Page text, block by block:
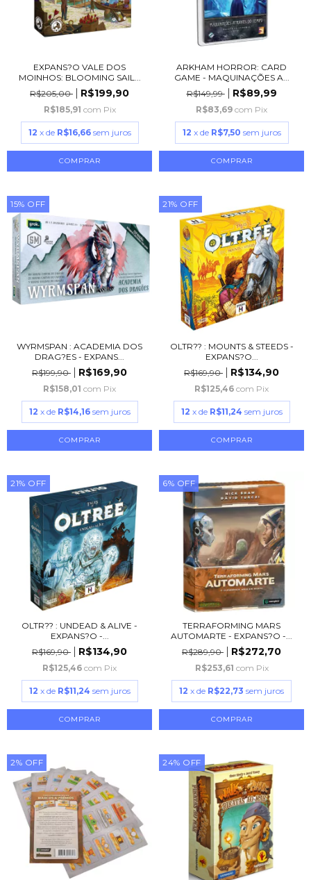
EXPANS?O VALE DOS
MOINHOS: BLOOMING SAIL...
R$205,00
R$199,90
R$185,91 com Pix
12 x de R$16,66 sem juros
ARKHAM HORROR: CARD
GAME - MAQUINAÇÕES A...
R$149,99
R$89,99
R$83,69 com Pix
12 x de R$7,50 sem juros
15% OFF
WYRMSPAN : ACADEMIA DOS
DRAG?ES - EXPANS...
R$199,90
R$169,90
R$158,01 com Pix
12 x de R$14,16 sem juros
21% OFF
OLTR?? : MOUNTS & STEEDS -
EXPANS?O...
R$169,90
R$134,90
R$125,46 com Pix
12 x de R$11,24 sem juros
21% OFF
OLTR?? : UNDEAD & ALIVE -
EXPANS?O -...
R$169,90
R$134,90
R$125,46 com Pix
12 x de R$11,24 sem juros
6% OFF
TERRAFORMING MARS
AUTOMARTE - EXPANS?O -...
R$289,90
R$272,70
R$253,61 com Pix
12 x de R$22,73 sem juros
2% OFF 24% OFF